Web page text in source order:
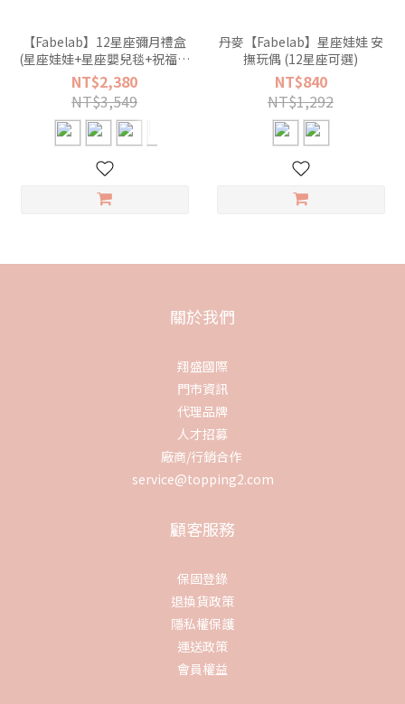
【Fabelab】12星座彌月禮盒
(星座娃娃+星座嬰兒毯+祝福小
卡) 多款可選
NT$2,380
NT$3,549
丹麥【Fabelab】星座娃娃 安
撫玩偶 (12星座可選)
NT$840
NT$1,292
關於我們
翔盛國際
門市資訊
代理品牌
人才招募
廠商/行銷合作
service@topping2.com
顧客服務
保固登錄
退換貨政策
隱私權保護
運送政策
會員權益